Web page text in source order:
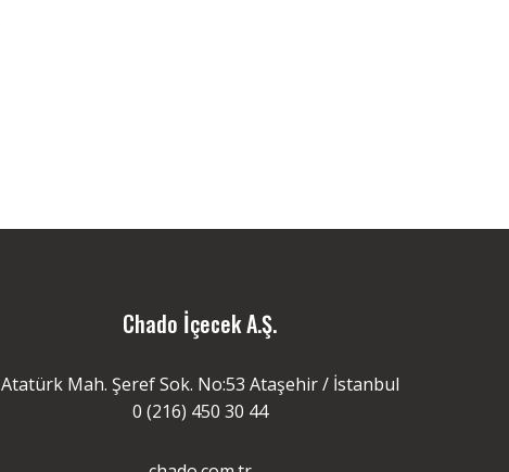
Chado İçecek A.Ş.
Atatürk Mah. Şeref Sok. No:53 Ataşehir / İstanbul
0 (216) 450 30 44